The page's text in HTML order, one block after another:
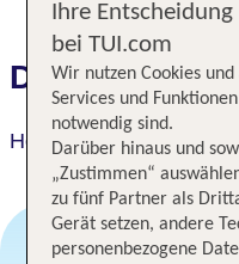
Das erwartet
Holiday Inn Club
Ihre
bei TUI.com
Wir nutzen Cookies
Services und
notwendig sind.
Darüber hinaus und
„Zustimmen“
zu fünf Partner als
Gerät setzen, andere
personenbezogene